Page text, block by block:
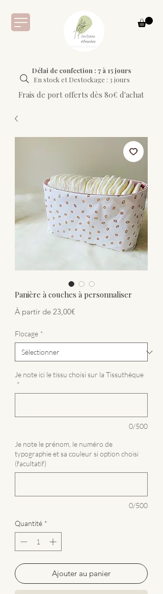
Délai de confection : 7 à 15 jours
En stock et Destockage : 3 jours
Frais de port offerts dès 80€ d'achat
Panière à couches à personnaliser
À partir de 23,00€Prix promotionnel
Flocage *
Je note ici le tissu choisi sur la Tissuthèque
*
0/500
Je note le prénom, le numéro de
typographie et sa couleur si option choisi
(facultatif)
0/500
Quantité *
Ajouter au panier